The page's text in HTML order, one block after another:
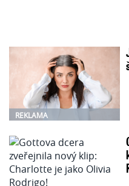
REKLAMA